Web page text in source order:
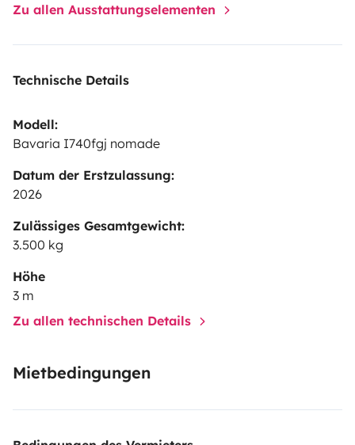
Zu allen Ausstattungselementen
Technische Details
Modell:
Bavaria I740fgj nomade
Datum der Erstzulassung:
2026
Zulässiges Gesamtgewicht:
3.500 kg
Höhe
3 m
Zu allen technischen Details
Mietbedingungen